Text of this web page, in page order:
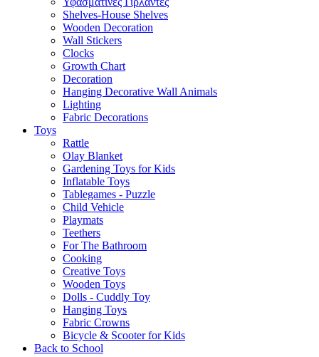
Shelves-House Shelves
Wooden Decoration
Wall Stickers
Clocks
Growth Chart
Decoration
Hanging Decorative Wall Animals
Lighting
Fabric Decorations
Toys
Rattle
Olay Blanket
Gardening Toys for Kids
Inflatable Toys
Tablegames - Puzzle
Child Vehicle
Playmats
Teethers
For The Bathroom
Cooking
Creative Toys
Wooden Toys
Dolls - Cuddly Toy
Hanging Toys
Fabric Crowns
Bicycle & Scooter for Kids
Back to School